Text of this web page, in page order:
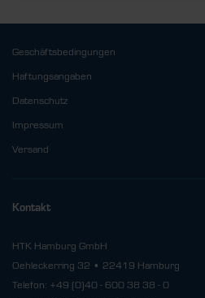
Geschäftsbedingungen
Haftungsangaben
Datenschutz
Impressum
Versand
Kontakt
HTK Hamburg GmbH
Oehleckerring 32 • 22419 Hamburg
Telefon: +49 (0)40 - 600 38 38 - 0